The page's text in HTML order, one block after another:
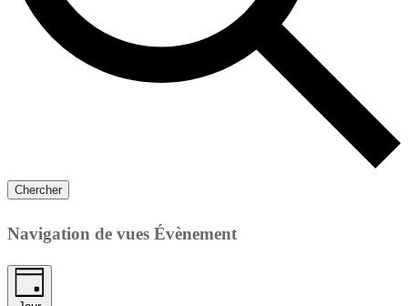
Chercher
Navigation de vues Évènement